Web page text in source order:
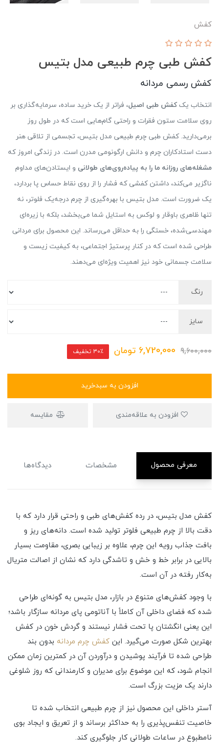
کفش
کفش طبی چرم طبیعی مدل بتیس
کفش رسمی مردانه
انتخاب یککفش طبی اصیل، فراتر از یک خرید ساده، سرمایه‌گذاری بر
روی سلامت ستون فقرات و راحتی گام‌هایی است که در طول روز
برمی‌دارید. کفش طبی چرم طبیعی مدل بتیس، تجسمی از تلاقی هنر
دست استادکاران چرم و دانش ارگونومی مدرن است. در زندگی امروز که
مشغله‌های روزانه ما را به پیاده‌روی‌های طولانی و ایستادن‌های مداوم
ناگزیر می‌کند، داشتن کفشی که فشار را از روی نقاط حساس پا بردارد،
یک ضرورت است. مدل بتیس با بهره‌گیری از چرم درجه‌یک فلوتر، نه
تنها ظاهری باوقار و لوکس به استایل شما می‌بخشد، بلکه با زیره‌ای
مهندسی‌شده، خستگی را به حداقل می‌رساند. این محصول برای مردانی
طراحی شده است که در کنار پرستیژ اجتماعی، به کیفیت زیست و
سلامت جسمانی خود نیز اهمیت ویژه‌ای می‌دهند.
رنگ
سایز
9,600,000
6,720,000 تومان 30٪ تخفیف
افزودن به سبدخرید
مقایسه
معرفی محصول مشخصات دیدگاه‌ها
کفش مدل بتیس، در رده کفش‌های طبی و راحتی قرار دارد که با
دقت بالا از چرم طبیعی فلوتر تولید شده است. دانه‌های ریز و
بافت جذاب رویه این چرم، علاوه بر زیبایی بصری، مقاومت بسیار
بالایی در برابر خط و خش و تاشدگی دارد که نشان از اصالت متریال
به‌کار رفته در آن است.
با وجود کفش‌های متنوع در بازار، مدل بتیس به گونه‌ای طراحی
شده که فضای داخلی آن کاملاً با آناتومی پای مردانه سازگار باشد؛
این یعنی انگشتان پا تحت فشار نیستند و گردش خون در کفش
بهترین شکل صورت می‌گیرد. این کفش چرم مردانه بدون بند
طراحی شده تا فرآیند پوشیدن و درآوردن آن در کمترین زمان ممکن
انجام شود، که این موضوع برای مدیران و کارمندانی که روز شلوغی
دارند یک مزیت بزرگ است.
آستر داخلی این محصول نیز از چرم طبیعی انتخاب شده تا
خاصیت تنفس‌پذیری را به حداکثر برساند و از تعریق و ایجاد بوی
نامطبوع در ساعات طولانی کار جلوگیری کند.